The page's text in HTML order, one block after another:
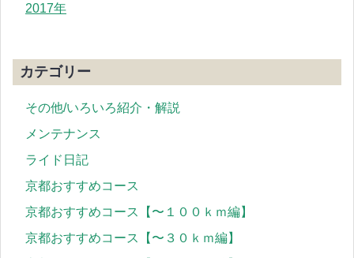
2017年
カテゴリー
その他/いろいろ紹介・解説
メンテナンス
ライド日記
京都おすすめコース
京都おすすめコース【〜１００ｋｍ編】
京都おすすめコース【〜３０ｋｍ編】